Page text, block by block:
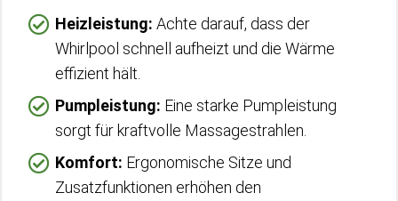
Heizleistung: Achte darauf, dass der
Whirlpool schnell aufheizt und die Wärme
effizient hält.
Pumpleistung: Eine starke Pumpleistung
sorgt für kraftvolle Massagestrahlen.
Komfort: Ergonomische Sitze und
Zusatzfunktionen erhöhen den